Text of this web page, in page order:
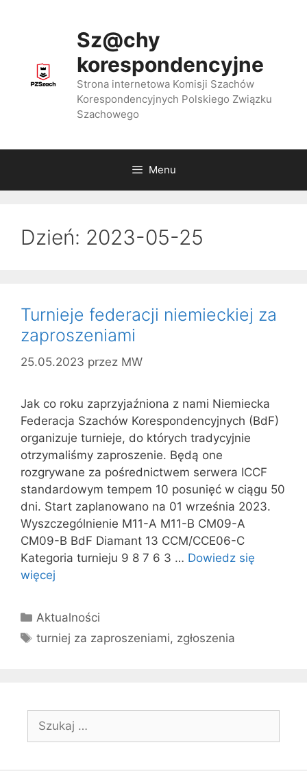
Sz@chy
korespondencyjne
Strona internetowa Komisji Szachów
Korespondencyjnych Polskiego Związku
Szachowego
Menu
Dzień: 2023-05-25
Turnieje federacji niemieckiej za
zaproszeniami
25.05.2023 przez MW
Jak co roku zaprzyjaźniona z nami Niemiecka
Federacja Szachów Korespondencyjnych (BdF)
organizuje turnieje, do których tradycyjnie
otrzymaliśmy zaproszenie. Będą one
rozgrywane za pośrednictwem serwera ICCF
standardowym tempem 10 posunięć w ciągu 50
dni. Start zaplanowano na 01 września 2023.
Wyszczególnienie M11-A M11-B CM09-A
CM09-B BdF Diamant 13 CCM/CCE06-C
Kategoria turnieju 9 8 7 6 3 … Dowiedz się
więcej
Kategorie
Aktualności
Tagi
turniej za zaproszeniami, zgłoszenia